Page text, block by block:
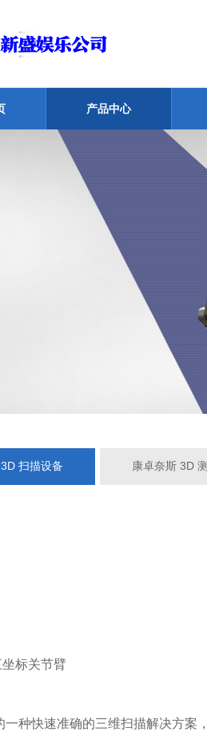
产品中心
扫描设备 康卓奈斯 3D
标关节臂
快速准确的三维扫描解决方案，